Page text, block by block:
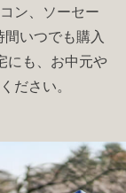
ン
ソーセー
間いつでも購入
にも、お中元や
ださい。